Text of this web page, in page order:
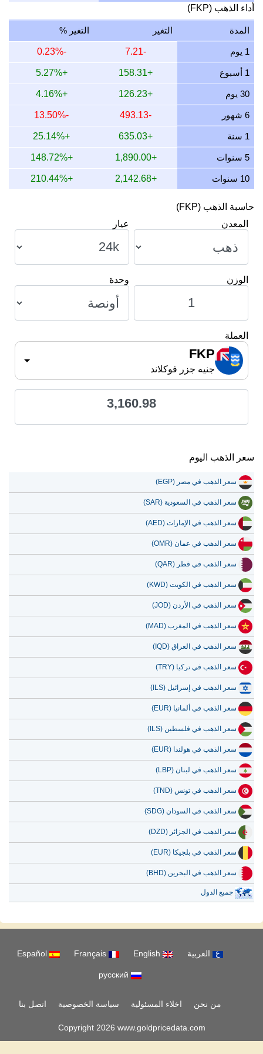
16 يوليو 2026
15 يوليو 2026 1,251.24
40,227.39
14 يوليو 2026 1,267.17
40.74
40,739.45
475.19
13 يوليو 2026 1,248.65
40.14
40,144.25
468.25
12 يوليو 2026 1,280.49
41.17
41,167.76
480.18
11 يوليو 2026 1,280.49
41.17
41,167.76
480.18
10 يوليو 2026 1,275.37
41.00
41,003.16
478.26
9 يوليو 2026 1,284.39
41.29
41,293.17
481.65
أداء الذهب (FKP)
المدة التغير التغير %
1 يوم -7.21
-0.23%
1 أسبوع +158.31
+5.27%
30 يوم +126.23
+4.16%
6 شهور -493.13
-13.50%
1 سنة +635.03
+25.14%
5 سنوات +1,890.00
+148.72%
10 سنوات +2,142.68
+210.44%
حاسبة الذهب (FKP)
المعدن
عيار
الوزن وحدة
العملة
FKP
جنيه جزر فوكلاند
3,160.98
سعر الذهب اليوم
سعر الذهب في مصر (EGP)
سعر الذهب في السعودية (SAR)
سعر الذهب في الإمارات (AED)
سعر الذهب في عمان (OMR)
سعر الذهب في قطر (QAR)
سعر الذهب في الكويت (KWD)
سعر الذهب في الأردن (JOD)
سعر الذهب في المغرب (MAD)
سعر الذهب في العراق (IQD)
سعر الذهب في تركيا (TRY)
سعر الذهب في إسرائيل (ILS)
سعر الذهب في ألمانيا (EUR)
سعر الذهب في فلسطين (ILS)
سعر الذهب في هولندا (EUR)
سعر الذهب في لبنان (LBP)
سعر الذهب في تونس (TND)
سعر الذهب في السودان (SDG)
سعر الذهب في الجزائر (DZD)
سعر الذهب في بلجيكا (EUR)
سعر الذهب في البحرين (BHD)
جميع الدول
العربية Français
Español
من نحن اخلاء المسئولية سياسة الخصوصية اتصل بنا
Copyright 2026 www.goldpricedata.com